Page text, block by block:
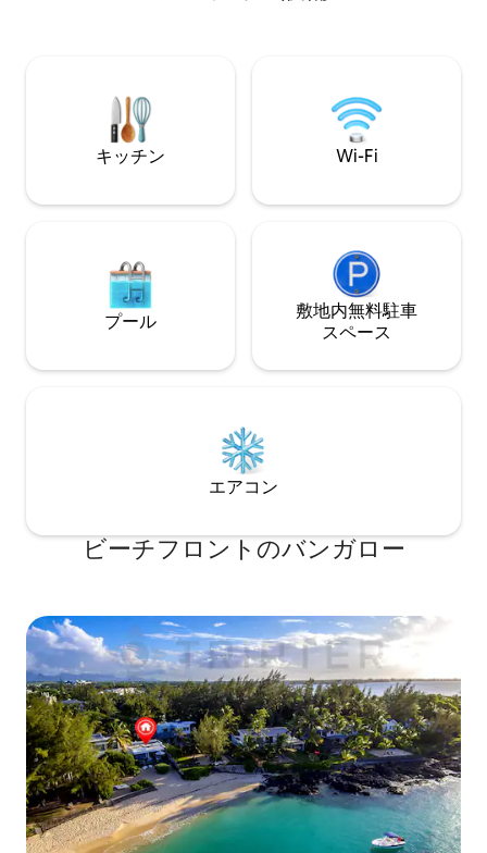
す
キッチン Wi-Fi
プール
敷地内無料駐⁠車
ス⁠ペ⁠ー⁠ス
エアコン
ビーチフロントのバンガロー